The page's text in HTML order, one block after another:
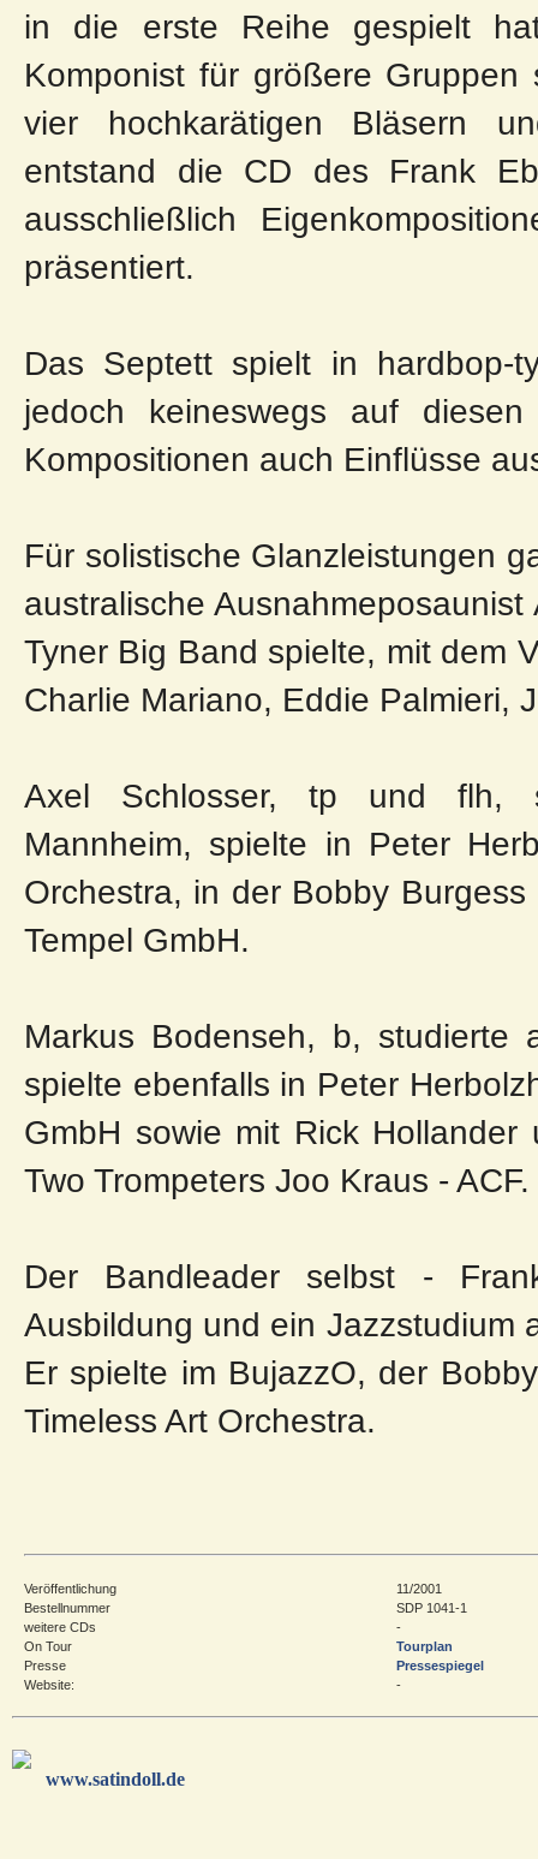
in die erste Reihe gespielt
Komponist für größere
vier hochkarätigen Bläsern
entstand die CD des Frank
ausschließlich
präsentiert.
Das Septett spielt in hardbop-
jedoch keineswegs auf
Kompositionen auch Einflüsse
Für solistische Glanzleistungen
australische
Tyner Big Band spielte, mit dem
Charlie Mariano, Eddie Palmieri,
Axel Schlosser, tp und flh,
Mannheim, spielte in Peter
Orchestra, in der Bobby
Tempel GmbH.
Markus Bodenseh, b, studierte
spielte ebenfalls in Peter
GmbH sowie mit Rick
Two Trompeters Joo Kraus - ACF.
Der Bandleader selbst -
Ausbildung und ein Jazzstudium
Er spielte im BujazzO, der
Timeless Art Orchestra.
Veröffentlichung
Bestellnummer
weitere CDs
On Tour
Presse
Website:
11/2001
SDP 1041-1
-
Tourplan
Pressespiegel
-
www.satindoll.de